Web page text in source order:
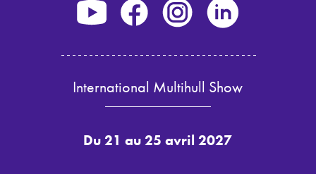
International Multihull Show
Du 21 au 25 avril 2027